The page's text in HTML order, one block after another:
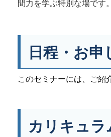
間力を学ぶ特別な場です。
日程・お申
このセミナーには、ご紹
カリキュラ